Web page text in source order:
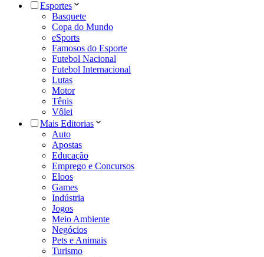
Esportes
Basquete
Copa do Mundo
eSports
Famosos do Esporte
Futebol Nacional
Futebol Internacional
Lutas
Motor
Tênis
Vôlei
Mais Editorias
Auto
Apostas
Educação
Emprego e Concursos
Eloos
Games
Indústria
Jogos
Meio Ambiente
Negócios
Pets e Animais
Turismo